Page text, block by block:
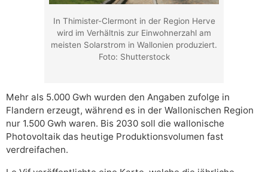
In Thimister-Clermont in der Region Herve
wird im Verhältnis zur Einwohnerzahl am
meisten Solarstrom in Wallonien produziert.
Foto: Shutterstock
Mehr als 5.000 Gwh wurden den Angaben zufolge in
Flandern erzeugt, während es in der Wallonischen Region
nur 1.500 Gwh waren. Bis 2030 soll die wallonische
Photovoltaik das heutige Produktionsvolumen fast
verdreifachen.